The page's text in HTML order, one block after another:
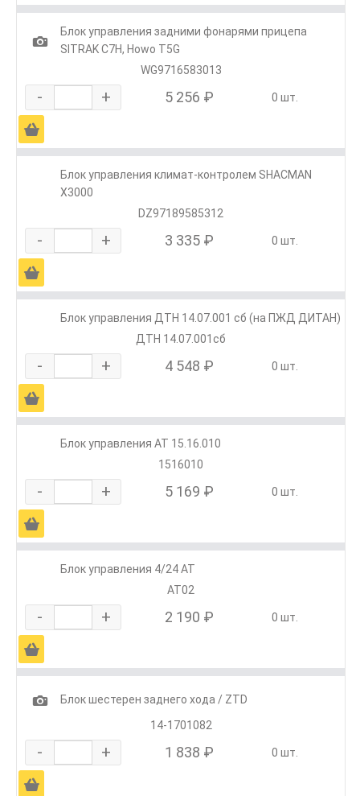
1
Блок управления задними фонарями прицепа
SITRAK C7H, Howo T5G
WG9716583013
- + 5 256 ₽ 0 шт.
Ä
Блок управления климат-контролем SHACMAN
X3000
DZ97189585312
- + 3 335 ₽ 0 шт.
Ä
Блок управления ДТН 14.07.001 сб (на ПЖД ДИТАН)
ДТН 14.07.001сб
- + 4 548 ₽ 0 шт.
Ä
Блок управления АТ 15.16.010
1516010
- + 5 169 ₽ 0 шт.
Ä
Блок управления 4/24 АТ
АТ02
- + 2 190 ₽ 0 шт.
Ä
1
Блок шестерен заднего хода / ZTD
14-1701082
- + 1 838 ₽ 0 шт.
Ä